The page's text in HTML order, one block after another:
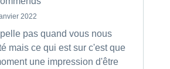
2022
pas quand vous nous
mais ce qui est sur c'est que
une impression d'être